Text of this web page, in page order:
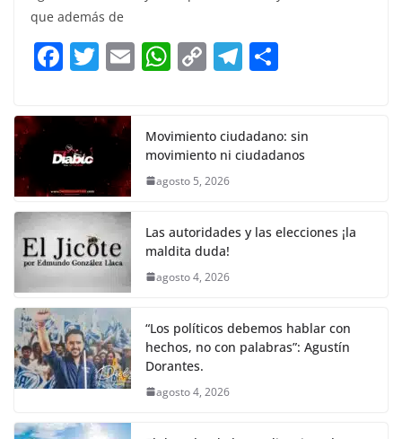
e
b
o
k
er
A
p
Li
n
a
m
e
que además de
F
c
e
b
o
o
k
T
itt
er
E W
s
A
p
C
y
Li
k
T
gr
a
e
Movimiento ciudadano: sin
movimiento ni ciudadanos
agosto 5, 2026
Las autoridades y las elecciones ¡la
maldita duda!
agosto 4, 2026
“Los políticos debemos hablar con
hechos, no con palabras”: Agustín
Dorantes.
agosto 4, 2026